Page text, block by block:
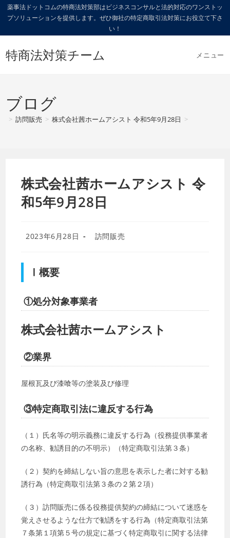
ツ
薬事法ドットコムの特商法対策部はビジネスコンサルと法的対応のワンストッ
プソリューションを提供します。ぜひ御社の特定商取引法対策にお役立て下さ
い！
特商法対策チーム メニュー
ブログ
> 訪問販売 > 株式会社茜ホームアシスト 令和5年9月28日 >
株式会社茜ホームアシスト 令
和5年9月28日
投
開
2023年6月28日
投訪問販売
Ⅰ概要
①処分対象事業者
株式会社茜ホームアシスト
②業界
屋根瓦及び漆喰等の塗装及び修理
③特定商取引法に違反する行為
（１）氏名等の明示義務に違反する行為（役務提供事業者
の名称、勧誘目的の不明示）（特定商取引法第３条）
（２）契約を締結しない旨の意思を表示した者に対する勧
誘行為（特定商取引法第３条の２第２項）
（３）訪問販売に係る役務提供契約の締結について迷惑を
覚えさせるような仕方で勧誘をする行為（特定商取引法第
７条第１項第５号の規定に基づく特定商取引に関する法律